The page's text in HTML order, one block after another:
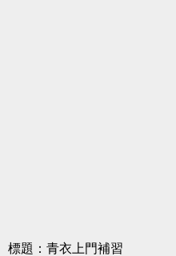
標題：青衣上門補習